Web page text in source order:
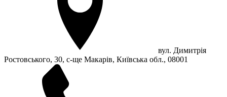
вул. Димитрія
Ростовського, 30, с-ще Макарів, Київська обл., 08001